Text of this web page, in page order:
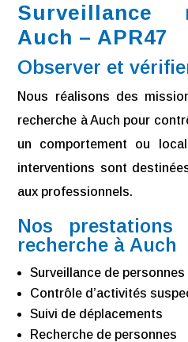
Surveillance
Auch – APR47
Observer et
Nous réalisons des
recherche à Auch pour
un comportement ou
interventions sont
aux professionnels.
Nos prestations
recherche à Auch
Surveillance de
Contrôle d’activités
Suivi de déplacements
Recherche de personnes